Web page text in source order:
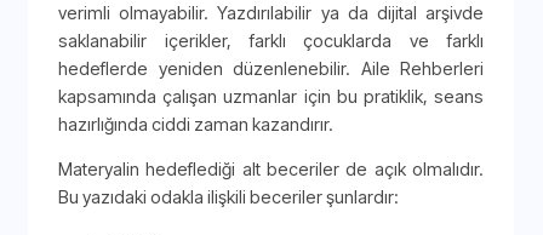
verimli olmayabilir. Yazdırılabilir ya da dijital arşivde
saklanabilir içerikler, farklı çocuklarda ve farklı
hedeflerde yeniden düzenlenebilir. Aile Rehberleri
kapsamında çalışan uzmanlar için bu pratiklik, seans
hazırlığında ciddi zaman kazandırır.
Materyalin hedeflediği alt beceriler de açık olmalıdır.
Bu yazıdaki odakla ilişkili beceriler şunlardır: